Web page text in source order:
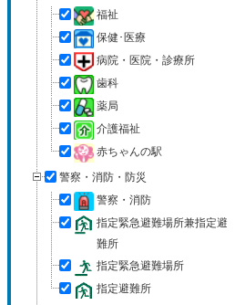
福祉
保健･医療
病院・医院・診療所
歯科
薬局
介護福祉
赤ちゃんの駅
警察・消防・防災
警察・消防
指定緊急避難場所兼指定避
難所
指定緊急避難場所
指定避難所